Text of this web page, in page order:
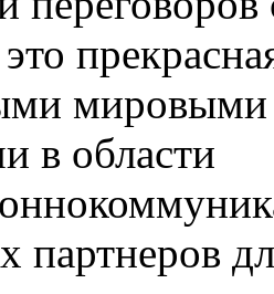
мировыми
в области
партнеров